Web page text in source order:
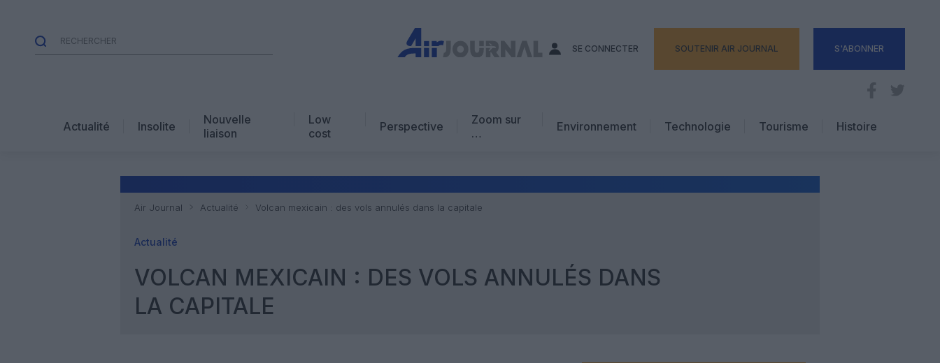
SE CONNECTER SOUTENIR AIR JOURNAL S'ABONNER
Actualité Insolite
Nouvelle
liaison
Low
cost
Perspective
Zoom sur
…
Avis d’expert
Environnement Technologie
Tourisme
Hôtellerie
Histoire
Air Journal Actualité Volcan mexicain : des vols annulés dans la capitale
Actualité
VOLCAN MEXICAIN : DES VOLS ANNULÉS DANS
LA CAPITALE